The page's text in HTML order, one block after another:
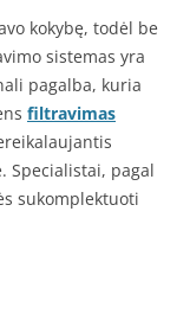
kokybę, todėl be
sistemas yra
pagalba, kuria
filtravimas
Specialistai, pagal
sukomplektuoti